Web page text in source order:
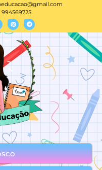
994569725